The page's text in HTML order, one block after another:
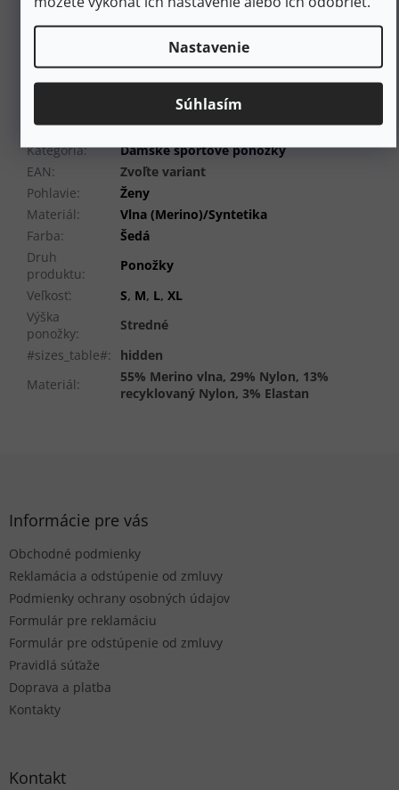
Nastavenie
Súhlasím
Technológia
4 Degree™fit systém pre strih zameraný na výkon. Zóny
zo sieťoviny na tele pre zvýšenú priedušnosť. Vrchnák na
špičkeVirtually Seamless™pre väčšie pohodlie.
Posádková výška dodáva extra teplo pod pančuchami.
Dodatočné parametre
Kategória:
Dámske športové ponožky
EAN:
Zvoľte variant
Pohlavie:
Ženy
Materiál:
Vlna (Merino)/Syntetika
Farba:
Šedá
Druh
produktu:
Ponožky
Veľkosť: S, M, L, XL
Výška
ponožky:
Stredné
#sizes_table#:
hidden
Materiál:
55% Merino vlna, 29% Nylon, 13%
recyklovaný Nylon, 3% Elastan
Informácie pre vás
Obchodné podmienky
Reklamácia a odstúpenie od zmluvy
Podmienky ochrany osobných údajov
Formulár pre reklamáciu
Formulár pre odstúpenie od zmluvy
Pravidlá súťaže
Doprava a platba
Kontakty
Kontakt